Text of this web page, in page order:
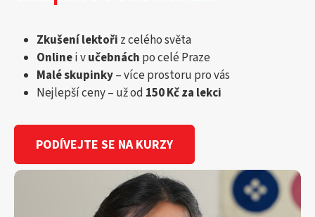
Zkušení lektoři z celého světa
Onlinei vučebnách po celé Praze
Malé skupinky– více prostoru pro vás
Nejlepší ceny – už od 150 Kč za lekci
PODÍVEJTE SE NA KURZY